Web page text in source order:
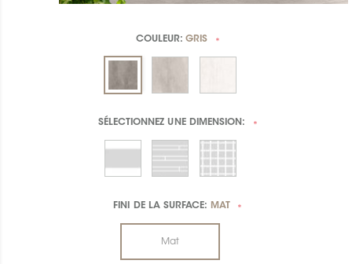
COULEUR:GRIS *
SÉLECTIONNEZ UNEDIMENSION: *
FINI DE LA SURFACE: MAT *
Mat